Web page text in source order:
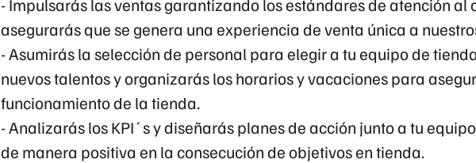
- Impulsarás las ventas garantizando los estándares de atención al
asegurarás que se genera una experiencia de venta única a
- Asumirás la selección de personal para elegir a tu equipo de
nuevos talentos y organizarás los horarios y vacaciones para
funcionamiento de la tienda.
- Analizarás los KPI´s y diseñarás planes de acción junto a tu
de manera positiva en la consecución de objetivos en tienda.